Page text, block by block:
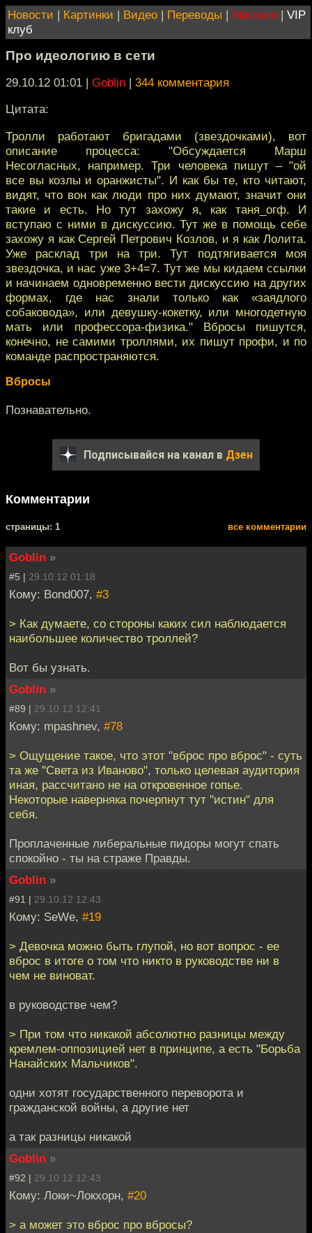
Новости | Картинки | Видео | Переводы | Магазин | VIP
клуб
Про идеологию в сети
29.10.12 01:01 | Goblin | 344 комментария
Цитата:
Тролли работают бригадами (звездочками), вот
описание процесса: "Обсуждается Марш
Несогласных, например. Три человека пишут – "ой
все вы козлы и оранжисты". И как бы те, кто читают,
видят, что вон как люди про них думают, значит они
такие и есть. Но тут захожу я, как таня_огф. И
вступаю с ними в дискуссию. Тут же в помощь себе
захожу я как Сергей Петрович Козлов, и я как Лолита.
Уже расклад три на три. Тут подтягивается моя
звездочка, и нас уже 3+4=7. Тут же мы кидаем ссылки
и начинаем одновременно вести дискуссию на других
формах, где нас знали только как «заядлого
собаковода», или девушку-кокетку, или многодетную
мать или профессора-физика." Вбросы пишутся,
конечно, не самими троллями, их пишут профи, и по
команде распространяются.
Вбросы
Познавательно.
Подписывайся на канал в Дзен
Комментарии
cтраницы: 1 все комментарии
Goblin »
#5 | 29.10.12 01:18
Кому: Bond007, #3
> Как думаете, со стороны каких сил наблюдается
наибольшее количество троллей?
Вот бы узнать.
Goblin »
#89 | 29.10.12 12:41
Кому: mpashnev, #78
> Ощущение такое, что этот "вброс про вброс" - суть
та же "Света из Иваново", только целевая аудитория
иная, рассчитано не на откровенное гопье.
Некоторые наверняка почерпнут тут "истин" для
себя.
Проплаченные либеральные пидоры могут спать
спокойно - ты на страже Правды.
Goblin »
#91 | 29.10.12 12:43
Кому: SeWe, #19
> Девочка можно быть глупой, но вот вопрос - ее
вброс в итоге о том что никто в руководстве ни в
чем не виноват.
в руководстве чем?
> При том что никакой абсолютно разницы между
кремлем-оппозицией нет в принципе, а есть "Борьба
Нанайских Мальчиков".
одни хотят государственного переворота и
гражданской войны, а другие нет
а так разницы никакой
Goblin »
#92 | 29.10.12 12:43
Кому: Локи~Локхорн, #20
> а может это вброс про вбросы?